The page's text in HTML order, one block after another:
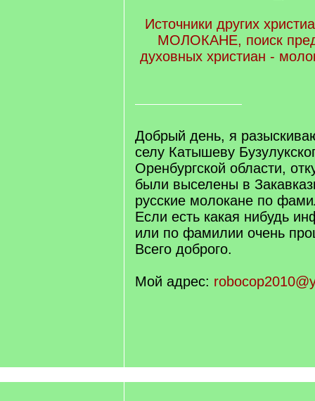
Источники других
МОЛОКАНЕ, поиск
духовных христиан -
Добрый день, я
селу Катышеву
Оренбургской области,
были выселены в
русские молокане по
Если есть какая нибудь
или по фамилии очень
Всего доброго.
Мой адрес: